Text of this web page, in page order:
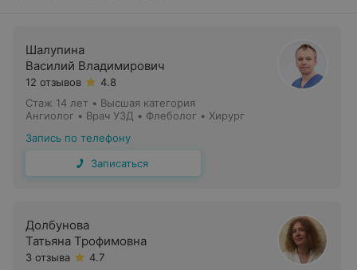
Шалупина
Василий Владимирович
12 отзывов
4.8
Стаж 14 лет • Высшая категория
Ангиолог • Врач УЗД • Флеболог • Хирург
Запись по телефону
Записаться
Долбунова
Татьяна Трофимовна
3 отзыва 4.7